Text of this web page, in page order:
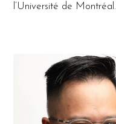
l’Université de Montréal.